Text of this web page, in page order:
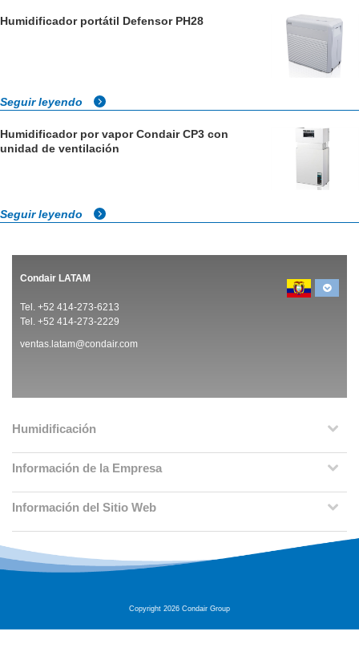
Humidificador portátil Defensor PH28
Seguir leyendo
Humidificador por vapor Condair CP3 con
unidad de ventilación
Seguir leyendo
Condair LATAM
Tel. +52 414-273-6213
Tel. +52 414-273-2229
ventas.latam@condair.com
Humidificación
Información de la Empresa
Información del Sitio Web
Copyright 2026 Condair Group